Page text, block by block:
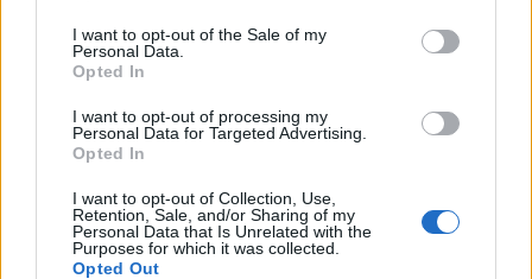
I want to opt-out of the Sale of my
Personal Data.
Opted In
I want to opt-out of processing my
Personal Data for Targeted Advertising.
Opted In
I want to opt-out of Collection, Use,
Retention, Sale, and/or Sharing of my
Personal Data that Is Unrelated with the
Purposes for which it was collected.
Opted Out
Época de
Conocimiento
Finaliza: 28/11/2024 a las 23:59
Comienza: 29/12/2024 a las 00:00